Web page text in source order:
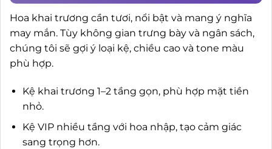
Hoa khai trương cần tươi, nổi bật và mang ý nghĩa
may mắn. Tùy không gian trưng bày và ngân sách,
chúng tôi sẽ gợi ý loại kệ, chiều cao và tone màu
phù hợp.
Kệ khai trương 1–2 tầng gọn, phù hợp mặt tiền
nhỏ.
Kệ VIP nhiều tầng với hoa nhập, tạo cảm giác
sang trọng hơn.